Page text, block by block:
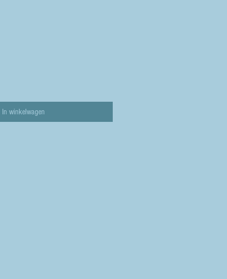
In winkelwagen